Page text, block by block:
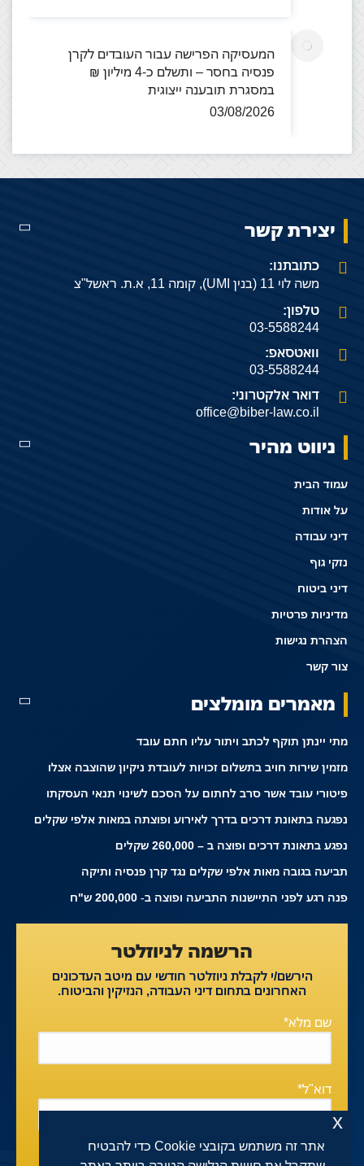
המעסיקה הפרישה עבור העובדים לקרן
פנסיה בחסר – ותשלם כ-4 מיליון ₪
במסגרת תובענה ייצוגית
03/08/2026
יצירת קשר
כתובתנו:
משה לוי 11 (בנין UMI), קומה 11, א.ת. ראשל"צ
טלפון:
03-5588244
וואטסאפ:
03-5588244
דואר אלקטרוני:
office@biber-law.co.il
ניווט מהיר
עמוד הבית
על אודות
דיני עבודה
נזקי גוף
דיני ביטוח
מדיניות פרטיות
הצהרת נגישות
צור קשר
מאמרים מומלצים
מתי יינתן תוקף לכתב ויתור עליו חתם עובד
מזמין שירות חויב בתשלום זכויות לעובדת ניקיון שהוצבה אצלו
פיטורי עובד אשר סרב לחתום על הסכם לשינוי תנאי העסקתו
נפגעה בתאונת דרכים בדרך לאירוע ופוצתה במאות אלפי שקלים
נפגע בתאונת דרכים ופוצה ב – 260,000 שקלים
תביעה בגובה מאות אלפי שקלים נגד קרן פנסיה ותיקה
פנה רגע לפני התיישנות התביעה ופוצה ב- 200,000 ש"ח
הרשמה לניוזלטר
הירשם/י לקבלת ניוזלטר חודשי עם מיטב העדכונים
האחרונים בתחום דיני העבודה, הנזיקין והביטוח.
שם מלא*
דוא"ל*
מדיניות הפרטיות
אתר זה משתמש בקובצי Cookie כדי להבטיח
x